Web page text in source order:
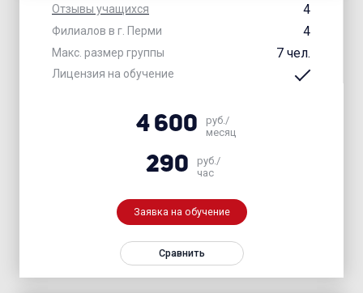
Отзывы учащихся 4
Филиалов в г. Перми 4
Макс. размер группы 7 чел.
Лицензия на обучение
4 600
руб./
месяц
290
руб./
час
Заявка на обучение
Сравнить